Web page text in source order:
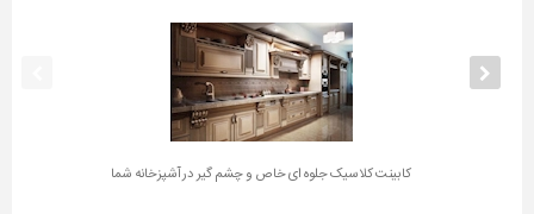
کابینت کلاسیک جلوه ای خاص و چشم گیر در آشپزخانه شما